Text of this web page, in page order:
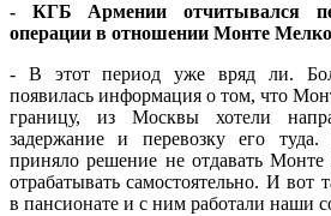
- КГБ Армении отчитывался
операции в отношении Монте
- В этот период уже вряд ли.
появилась информация о том, что
границу, из Москвы хотели
задержание и перевозку его
приняло решение не отдавать
отрабатывать самостоятельно. И
в пансионате и с ним работали наши